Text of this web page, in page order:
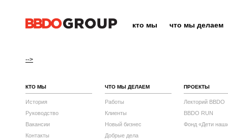
кто мы что мы делаем
-->
КТО МЫ
История
Руководство
Вакансии
Контакты
ЧТО МЫ ДЕЛАЕМ
Работы
Клиенты
Новый бизнес
Добрые дела
ПРОЕКТЫ
Лекторий BBDO
BBDO RUN
Фонд «Дети